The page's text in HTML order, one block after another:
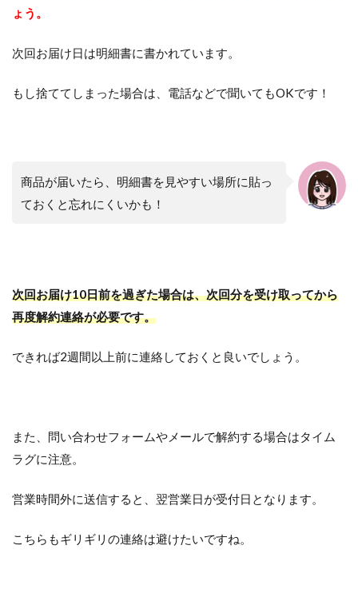
ょう。
次回お届け日は明細書に書かれています。
もし捨ててしまった場合は、電話などで聞いてもOKです！
商品が届いたら、明細書を見やすい場所に貼っ
ておくと忘れにくいかも！
次回お届け10日前を過ぎた場合は、次回分を受け取ってから
再度解約連絡が必要です。
できれば2週間以上前に連絡しておくと良いでしょう。
また、問い合わせフォームやメールで解約する場合はタイム
ラグに注意。
営業時間外に送信すると、翌営業日が受付日となります。
こちらもギリギリの連絡は避けたいですね。